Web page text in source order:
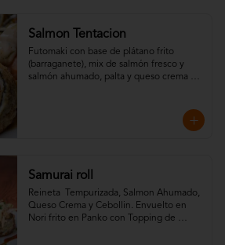
Salmon Tentacion
Futomaki con base de plátano frito
(barraganete), mix de salmón fresco y
salmón ahumado, palta y queso crema
Samurai roll
Reineta  Tempurizada, Salmon Ahumado,
Queso Crema y Cebollin. Envuelto en
Nori frito en Panko con Topping de